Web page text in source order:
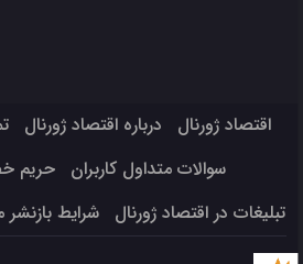
اقتصاد ژورنال درباره اقتصاد ژورنال
سوالات متداول کاربران
حریم
تبلیغات در اقتصاد ژورنال
شرایط بازنشر